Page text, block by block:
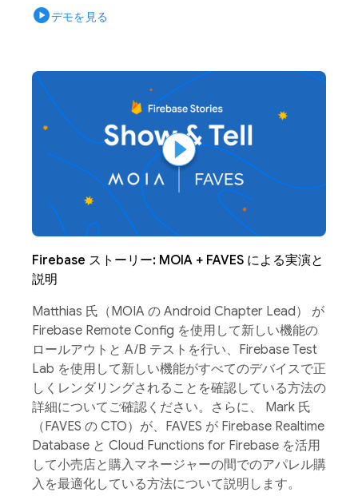
play_circleデモを見る
Firebase ストーリー: MOIA + FAVES による実演と
説明
Matthias 氏（MOIA の Android Chapter Lead） が
Firebase Remote Config を使用して新しい機能の
ロールアウトと A/B テストを行い、Firebase Test
Lab を使用して新しい機能がすべてのデバイスで正
しくレンダリングされることを確認している方法の
詳細についてご確認ください。さらに、 Mark 氏
（FAVES の CTO）が、FAVES が Firebase Realtime
Database と Cloud Functions for Firebase を活用
して小売店と購入マネージャーの間でのアパレル購
入を最適化している方法について説明します。